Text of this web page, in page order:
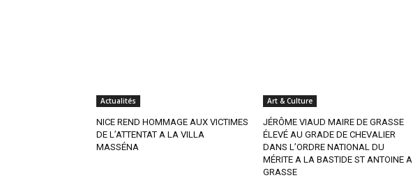
Actualités
NICE REND HOMMAGE AUX VICTIMES
DE L’ATTENTAT A LA VILLA
MASSÉNA
Art & Culture
JÉRÔME VIAUD MAIRE DE GRASSE
ÉLEVÉ AU GRADE DE CHEVALIER
DANS L’ORDRE NATIONAL DU
MÉRITE A LA BASTIDE ST ANTOINE A
GRASSE